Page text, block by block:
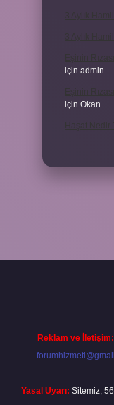
için admin
için Okan
Reklam ve İletişim:
Yasal Uyarı: Sitemiz,